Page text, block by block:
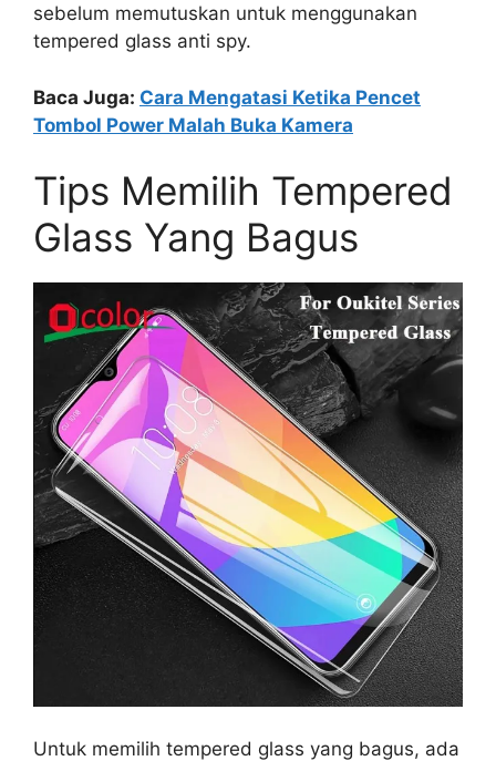
sebelum memutuskan untuk menggunakan
tempered glass anti spy.
Baca Juga: Cara Mengatasi Ketika Pencet
Tombol Power Malah Buka Kamera
Tips Memilih Tempered
Glass Yang Bagus
Untuk memilih tempered glass yang bagus, ada